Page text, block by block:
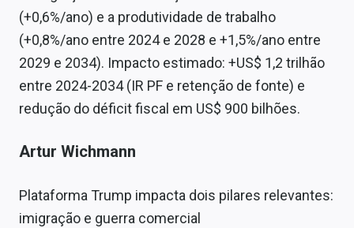
(+0,6%/ano) e a produtividade de trabalho
(+0,8%/ano entre 2024 e 2028 e +1,5%/ano entre
2029 e 2034). Impacto estimado: +US$ 1,2 trilhão
entre 2024-2034 (IR PF e retenção de fonte) e
redução do déficit fiscal em US$ 900 bilhões.
Artur Wichmann
Plataforma Trump impacta dois pilares relevantes:
imigração e guerra comercial